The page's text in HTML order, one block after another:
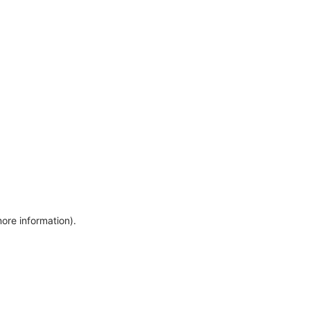
information).